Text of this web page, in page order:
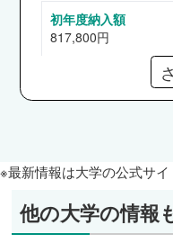
大和ハウス工業、
鉄、NTT東日本、
三井住友信託銀行
カレント・コンサ
ド、県職員（秋田
ずほ銀行、SMBC日
Aセンター、野村総
省、厚生労働省、仙
初年度納入額
817,800円
【貸与】日本学生支
通信教育部
なし
※最新情報は大学の公式サイ
他の大学の情報